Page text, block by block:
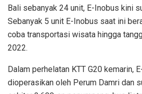
Bali sebanyak 24 unit, E-Inobus kini
Sebanyak 5 unit E-Inobus saat ini
coba transportasi wisata hingga
2022.
Dalam perhelatan KTT G20 kemarin,
dioperasikan oleh Perum Damri dan